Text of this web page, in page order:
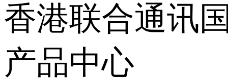
香港联合通讯
产品中心